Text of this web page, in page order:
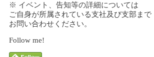
※ イベント、告知等の詳細については
ご自身が所属されている支社及び支部まで
お問い合わせください。
Follow me!